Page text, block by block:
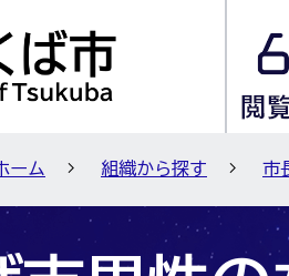
ーム 組織から探す 市